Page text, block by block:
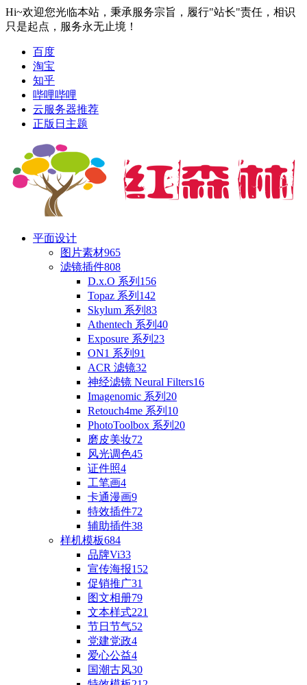
Hi~欢迎您光临本站，秉承服务宗旨，履行"站长"责任，相识
只是起点，服务永无止境！
百度
淘宝
知乎
哔哩哔哩
云服务器推荐
正版日主题
平面设计
图片素材965
滤镜插件808
D.x.O 系列 156
Topaz 系列 142
Skylum 系列 83
Athentech 系列 40
Exposure 系列 23
ON1 系列 91
ACR 滤镜32
神经滤镜 Neural Filters16
Imagenomic 系列 20
Retouch4me 系列 10
PhotoToolbox 系列 20
磨皮美妆72
风光调色45
证件照4
工笔画4
卡通漫画9
特效插件72
辅助插件38
样机模板684
品牌Vi33
宣传海报152
促销推广31
图文相册79
文本样式221
节日节气52
党建党政4
爱心公益4
国潮古风30